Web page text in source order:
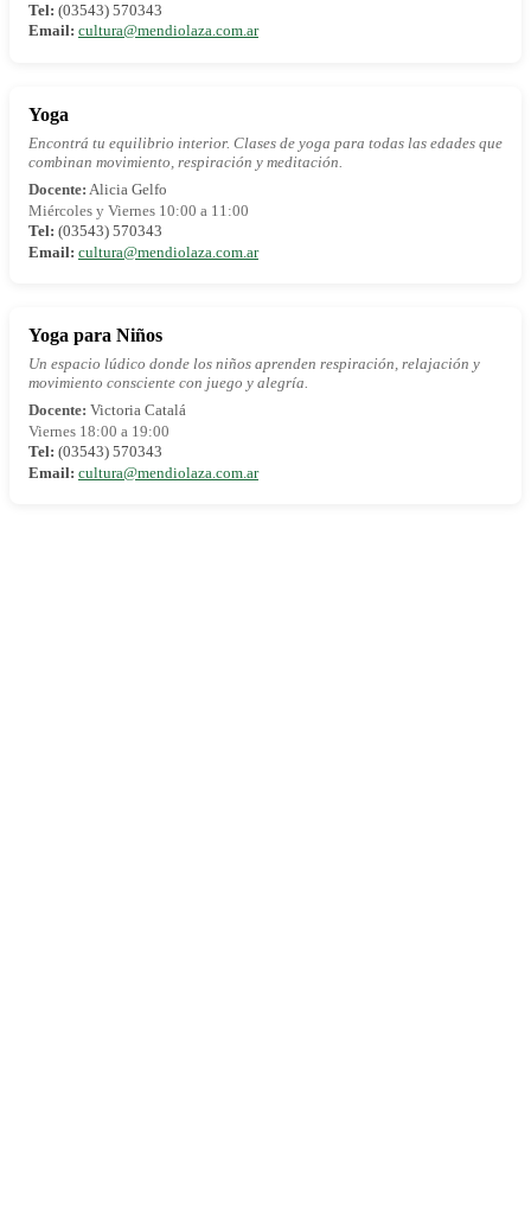
Tel: (03543) 570343
Email: cultura@mendiolaza.com.ar
Yoga
Encontrá tu equilibrio interior. Clases de yoga para todas las edades que
combinan movimiento, respiración y meditación.
Docente: Alicia Gelfo
Miércoles y Viernes 10:00 a 11:00
Tel: (03543) 570343
Email: cultura@mendiolaza.com.ar
Yoga para Niños
Un espacio lúdico donde los niños aprenden respiración, relajación y
movimiento consciente con juego y alegría.
Docente: Victoria Catalá
Viernes 18:00 a 19:00
Tel: (03543) 570343
Email: cultura@mendiolaza.com.ar